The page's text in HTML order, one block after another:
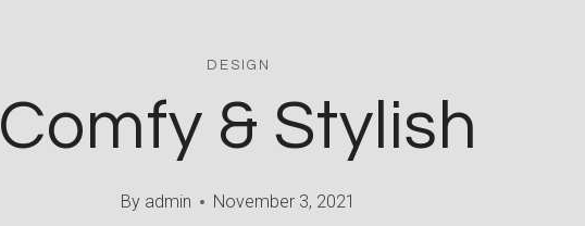
DESIGN
Comfy & Stylish
By admin November 3, 2021